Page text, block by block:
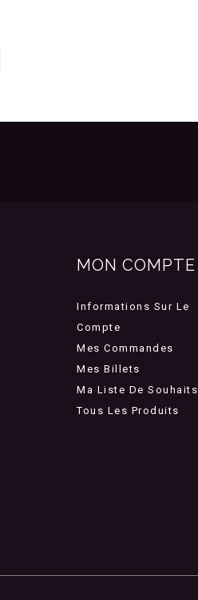
MON COMPTE
Informations Sur Le
Compte
Mes Commandes
Mes Billets
Ma Liste De Souhaits
Tous Les Produits